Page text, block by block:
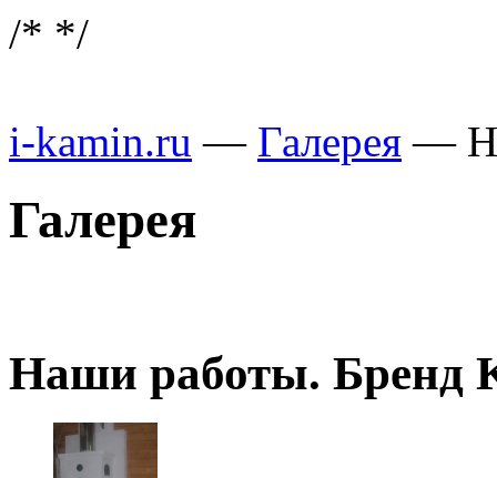
/* */
i-kamin.ru — Галерея —
Галерея
Наши работы. Бренд